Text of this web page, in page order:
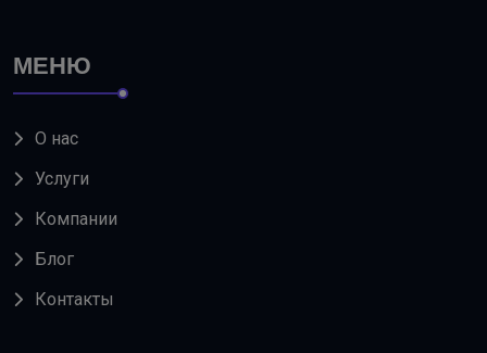
МЕНЮ
О нас
Услуги
Компании
Блог
Контакты